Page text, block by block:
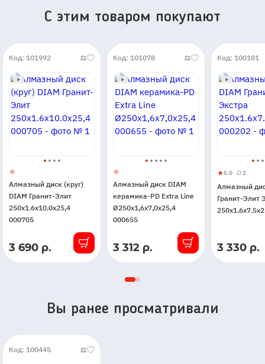
C этим товаром покупают
Код: 101992
Алмазный диск (круг)
DIAM Гранит-Элит
250x1.6x10.0x25,4
000705
В
3 690 р.
Код: 101078
Алмазный диск DIAM
керамика-PD Extra Line
Ø250x1,6x7,0x25,4
000655
В
3 312 р.
Код: 100181
Алмазный
диск
DIAM
Экстра
5.0
5
2 2
Алмазный
Гранит-Элит
В
3 330 р.
Вы ранее просматривали
Код: 100445